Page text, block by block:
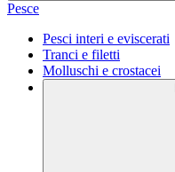
Pesce
Pesci interi e eviscerati
Tranci e filetti
Molluschi e crostacei